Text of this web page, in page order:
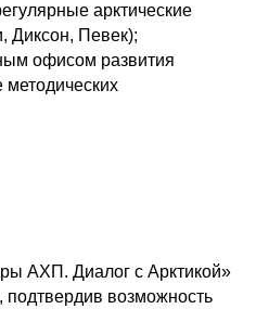
арктические
Диксон, Певек);
офисом развития
АХП. Диалог с Арктикой»
возможность